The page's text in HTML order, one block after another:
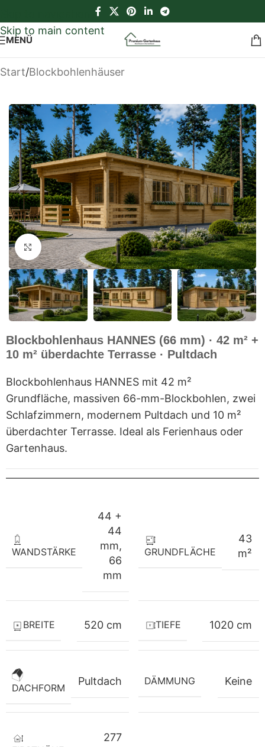
Skip to main content
MENÜ
Start/Blockbohlenhäuser
Klick zum Vergrößern
Blockbohlenhaus HANNES (66 mm) · 42 m² +
10 m² überdachte Terrasse · Pultdach
Blockbohlenhaus HANNES mit 42 m²
Grundfläche, massiven 66-mm-Blockbohlen, zwei
Schlafzimmern, modernem Pultdach und 10 m²
überdachter Terrasse. Ideal als Ferienhaus oder
Gartenhaus.
WANDSTÄRKE
44 +
44
mm,
66
mm
GRUNDFLÄCHE
43
m²
BREITE 520 cm TIEFE 1020 cm
DACHFORM
Pultdach DÄMMUNG Keine
277